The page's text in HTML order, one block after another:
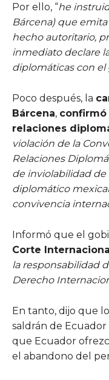
Por ello, “he
Bárcena) que
hecho autoritario,
inmediato declare
diplomáticas con
Poco después, la
Bárcena,
relaciones
violación de la
Relaciones
de inviolabilidad de
diplomático
convivencia
Informó que el
Corte
la responsabilidad
Derecho
En tanto, dijo que
saldrán de Ecuador
que Ecuador
el abandono del